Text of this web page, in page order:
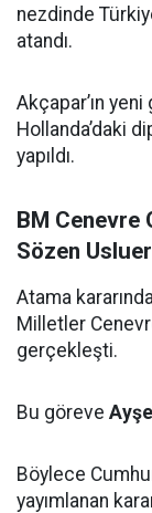
nezdinde
atandı.
Akçapar’ın
Hollanda’daki
yapıldı.
BM Cenevre
Sözen Usluer
Atama
Milletler
gerçekleşti.
Bu göreve
Böylece
yayımlanan